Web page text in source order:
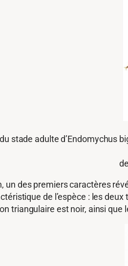
stade adulte d’Endomychus
un des premiers caractères
de l’espèce : les
triangulaire est noir, ainsi que